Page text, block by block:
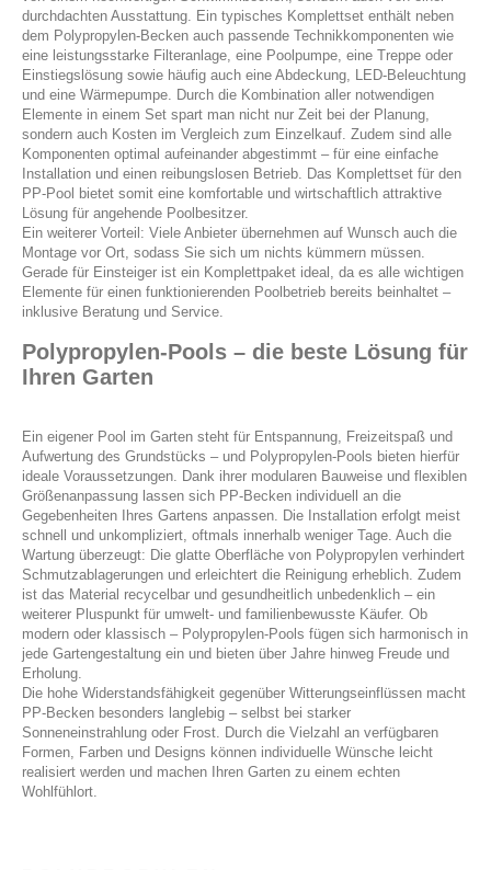
durchdachten Ausstattung. Ein typisches Komplettset enthält neben
dem Polypropylen-Becken auch passende Technikkomponenten wie
eine leistungsstarke Filteranlage, eine Poolpumpe, eine Treppe oder
Einstiegslösung sowie häufig auch eine Abdeckung, LED-Beleuchtung
und eine Wärmepumpe. Durch die Kombination aller notwendigen
Elemente in einem Set spart man nicht nur Zeit bei der Planung,
sondern auch Kosten im Vergleich zum Einzelkauf. Zudem sind alle
Komponenten optimal aufeinander abgestimmt – für eine einfache
Installation und einen reibungslosen Betrieb. Das Komplettset für den
PP-Pool bietet somit eine komfortable und wirtschaftlich attraktive
Lösung für angehende Poolbesitzer.
Ein weiterer Vorteil: Viele Anbieter übernehmen auf Wunsch auch die
Montage vor Ort, sodass Sie sich um nichts kümmern müssen.
Gerade für Einsteiger ist ein Komplettpaket ideal, da es alle wichtigen
Elemente für einen funktionierenden Poolbetrieb bereits beinhaltet –
inklusive Beratung und Service.
Polypropylen-Pools – die beste Lösung für
Ihren Garten
Ein eigener Pool im Garten steht für Entspannung, Freizeitspaß und
Aufwertung des Grundstücks – und Polypropylen-Pools bieten hierfür
ideale Voraussetzungen. Dank ihrer modularen Bauweise und flexiblen
Größenanpassung lassen sich PP-Becken individuell an die
Gegebenheiten Ihres Gartens anpassen. Die Installation erfolgt meist
schnell und unkompliziert, oftmals innerhalb weniger Tage. Auch die
Wartung überzeugt: Die glatte Oberfläche von Polypropylen verhindert
Schmutzablagerungen und erleichtert die Reinigung erheblich. Zudem
ist das Material recycelbar und gesundheitlich unbedenklich – ein
weiterer Pluspunkt für umwelt- und familienbewusste Käufer. Ob
modern oder klassisch – Polypropylen-Pools fügen sich harmonisch in
jede Gartengestaltung ein und bieten über Jahre hinweg Freude und
Erholung.
Die hohe Widerstandsfähigkeit gegenüber Witterungseinflüssen macht
PP-Becken besonders langlebig – selbst bei starker
Sonneneinstrahlung oder Frost. Durch die Vielzahl an verfügbaren
Formen, Farben und Designs können individuelle Wünsche leicht
realisiert werden und machen Ihren Garten zu einem echten
Wohlfühlort.